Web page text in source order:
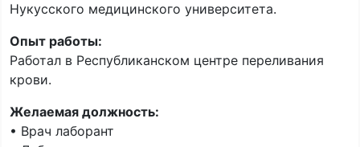
Нукусского медицинского университета.
Опыт работы:
Работал в Республиканском центре переливания
крови.
Желаемая должность:
• Врач лаборант